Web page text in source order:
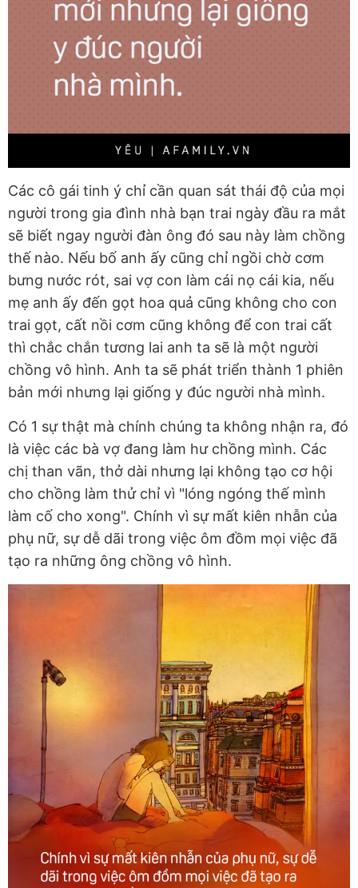
Các cô gái tinh ý chỉ cần quan sát thái độ của mọi
người trong gia đình nhà bạn trai ngày đầu ra mắt
sẽ biết ngay người đàn ông đó sau này làm chồng
thế nào. Nếu bố anh ấy cũng chỉ ngồi chờ cơm
bưng nước rót, sai vợ con làm cái nọ cái kia, nếu
mẹ anh ấy đến gọt hoa quả cũng không cho con
trai gọt, cất nồi cơm cũng không để con trai cất
thì chắc chắn tương lai anh ta sẽ là một người
chồng vô hình. Anh ta sẽ phát triển thành 1 phiên
bản mới nhưng lại giống y đúc người nhà mình.
Có 1 sự thật mà chính chúng ta không nhận ra, đó
là việc các bà vợ đang làm hư chồng mình. Các
chị than vãn, thở dài nhưng lại không tạo cơ hội
cho chồng làm thử chỉ vì "lóng ngóng thế mình
làm cố cho xong". Chính vì sự mất kiên nhẫn của
phụ nữ, sự dễ dãi trong việc ôm đồm mọi việc đã
tạo ra những ông chồng vô hình.